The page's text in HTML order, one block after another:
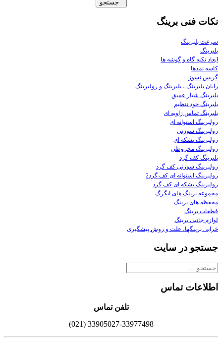
نکات فنی برینگ
سرعت بلبرینگ
بلبرینگ
ابعاد تکیه گاه و گوشه ها
کاسه نمدها
گریس نسوز
رایان بلبرینگ ، بلبرينگ و رولبرينگ
بلبرینگ شیار عمیق
بلبرینگ خود تنظیم
بلبرینگ تماس زاویه ای
رولبرینگ استوانه ای
رولبرینگ سوزنی
رولبرینگ بشکه ای
رولبرینگ مخروطی
بلبرینگ کف گرد
رولبرینگ سوزنی کف گرد
رولبرینگ استوانه ای کف گرد2
رولبرینگ بشکه ای کف گرد
مجموعه برینگ های ایگرگ
محفظه های برینگ
قطعات برینگ
لوازم جانبی برینگ
خرابی برینگها، علت و روش پیشگیری
جستجو در سایت
اطلاعات تماس
تلفن تماس
33905027-33977498 (021)